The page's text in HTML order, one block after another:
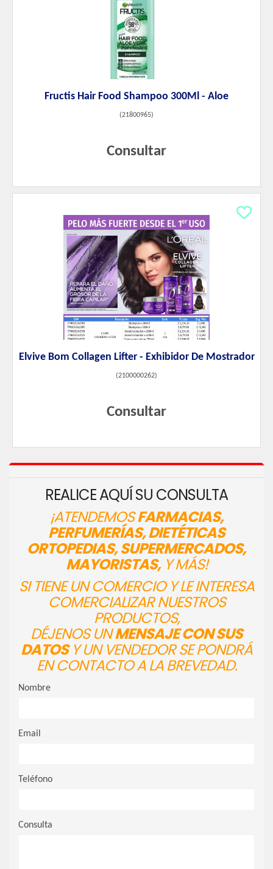
Fructis Hair Food Shampoo 300Ml - Aloe
(21800965)
Consultar
Elvive Bom Collagen Lifter - Exhibidor De Mostrador
(2100000262)
Consultar
REALICE AQUÍ SU CONSULTA
¡ATENDEMOSFARMACIAS,
PERFUMERÍAS, DIETÉTICAS
ORTOPEDIAS, SUPERMERCADOS,
MAYORISTAS,Y MÁS!
SI TIENE UN COMERCIO Y LE INTERESA
COMERCIALIZAR NUESTROS
PRODUCTOS,
DÉJENOS UNMENSAJE CON SUS
DATOSY UN VENDEDOR SE PONDRÁ
EN CONTACTO A LA BREVEDAD.
Nombre
Email
Teléfono
Consulta